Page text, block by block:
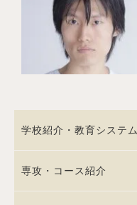
学校紹介・教育システム
専攻・コース紹介